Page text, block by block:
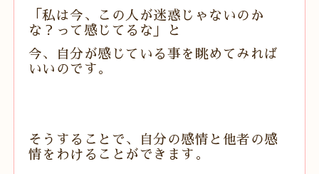
「私は今、この人が迷惑じゃないのか
な？って感じてるな」と
今、自分が感じている事を眺めてみれば
いいのです。
そうすることで、自分の感情と他者の感
情をわけることができます。